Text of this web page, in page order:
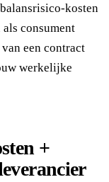
kosten
consument
een contract
werkelijke
+